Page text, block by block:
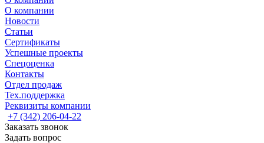
О компании
Новости
Статьи
Сертификаты
Успешные проекты
Спецоценка
Контакты
Отдел продаж
Тех.поддержка
Реквизиты компании
+7 (342) 206-04-22
Заказать звонок
Задать вопрос